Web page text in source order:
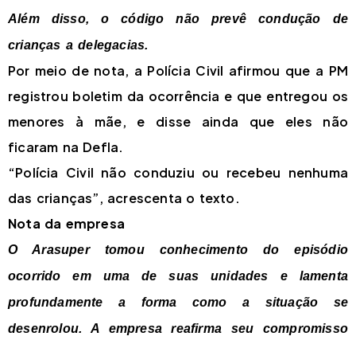
Além disso, o código não prevê condução de
crianças a delegacias.
Por meio de nota, a Polícia Civil afirmou que a PM
registrou boletim da ocorrência e que entregou os
menores à mãe, e disse ainda que eles não
ficaram na Defla.
“Polícia Civil não conduziu ou recebeu nenhuma
das crianças”, acrescenta o texto.
Nota da empresa
O Arasuper tomou conhecimento do episódio
ocorrido em uma de suas unidades e lamenta
profundamente a forma como a situação se
desenrolou. A empresa reafirma seu compromisso